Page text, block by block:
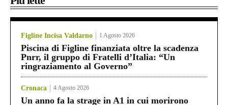
Figline Incisa Valdarno 1 Agosto 2026
Piscina di Figline finanziata oltre la scadenza
Pnrr, il gruppo di Fratelli d’Italia: “Un
ringraziamento al Governo”
Cronaca 4 Agosto 2026
Un anno fa la strage in A1 in cui morirono